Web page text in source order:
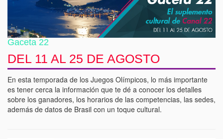
Gaceta 22
DEL 11 AL 25 DE AGOSTO
En esta temporada de los Juegos Olímpicos, lo más importante
es tener cerca la información que te dé a conocer los detalles
sobre los ganadores, los horarios de las competencias, las sedes,
además de datos de Brasil con un toque cultural.